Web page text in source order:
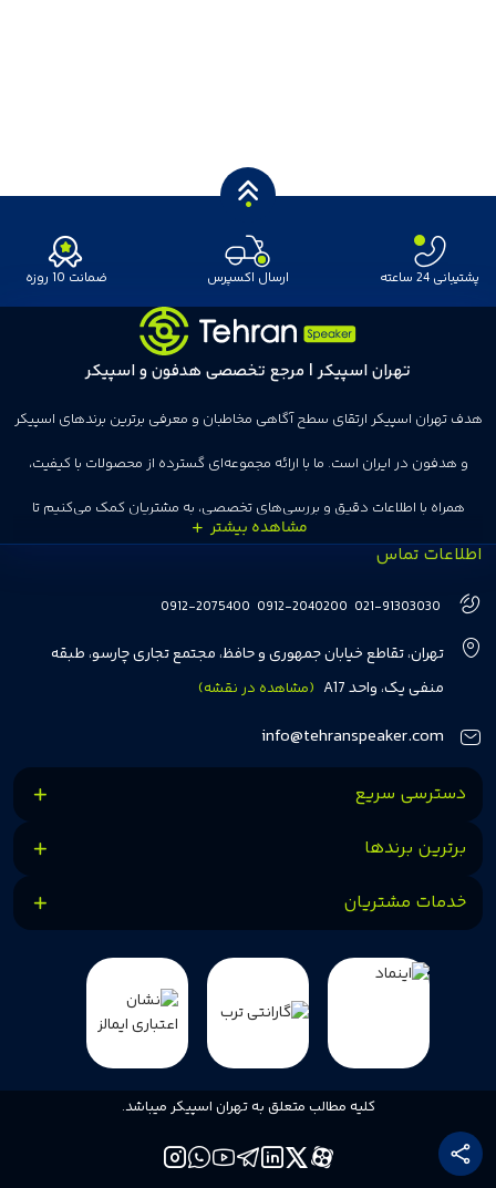
پشتیبانی 24 ساعته ارسال اکسپرس ضمانت 10 روزه
تهران اسپیکر | مرجع تخصصی هدفون و اسپیکر
هدف تهران اسپیکر ارتقای سطح آگاهی مخاطبان و معرفی برترین برندهای اسپیکر
و هدفون در ایران است. ما با ارائه مجموعه‌ای گسترده از محصولات با کیفیت،
همراه با اطلاعات دقیق و بررسی‌های تخصصی، به مشتریان کمک می‌کنیم تا
انتخاب‌های درست و هوشمندانه‌ای داشته باشند. تهران اسپیکر با تجربه‌ای بیش از
هفت سال در این زمینه، بر ایجاد تجربه خریدی آسان، سریع و مطمئن تمرکز دارد تا
مشتریان بتوانند با خیالی آسوده از انتخاب خود لذت ببرند. ما به رضایت و اعتماد
مشتریان اهمیت می‌دهیم و همواره در تلاشیم تا بهترین‌ها را برای آن‌ها فراهم
کنیم.
اطلاعات تماس
021-91303030
0912-2040200
0912-2075400
تهران، تقاطع خیابان جمهوری و حافظ، مجتمع تجاری چارسو، طبقه
منفی یک، واحد A17
(مشاهده در نقشه)
info@tehranspeaker.com
دسترسی سریع
برترین برندها
خدمات مشتریان
کلیه مطالب متعلق به تهران اسپیکر میباشد.